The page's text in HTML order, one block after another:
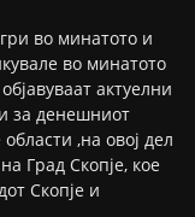
во минатото и
во минатото
актуелни
за денешниот
,на овој дел
Град Скопје, кое
Скопје и